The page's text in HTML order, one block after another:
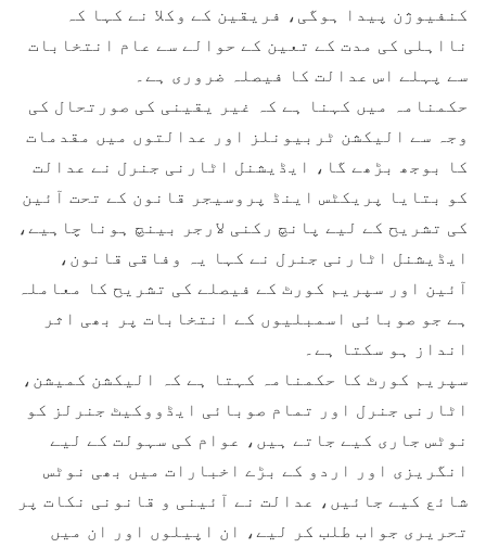
کنفیوژن پیدا ہوگی، فریقین کے وکلا نے کہا کہ
نااہلی کی مدت کے تعین کے حوالے سے عام انتخابات
سے پہلے اس عدالت کا فیصلہ ضروری ہے۔
حکمنامہ میں کہنا ہے کہ غیر یقینی کی صورتحال کی
وجہ سے الیکشن ٹربیونلز اور عدالتوں میں مقدمات
کا بوجھ بڑھے گا، ایڈیشنل اٹارنی جنرل نے عدالت
کو بتایا پریکٹس اینڈ پروسیجر قانون کے تحت آئین
کی تشریح کے لیے پانچ رکنی لارجر بینچ ہونا چاہیے،
ایڈیشنل اٹارنی جنرل نے کہا یہ وفاقی قانون،
آئین اور سپریم کورٹ کے فیصلے کی تشریح کا معاملہ
ہے جو صوبائی اسمبلیوں کے انتخابات پر بھی اثر
انداز ہو سکتا ہے۔
سپریم کورٹ کا حکمنامہ کہتا ہے کہ الیکشن کمیشن،
اٹارنی جنرل اور تمام صوبائی ایڈووکیٹ جنرلز کو
نوٹس جاری کیے جاتے ہیں، عوام کی سہولت کے لیے
انگریزی اور اردو کے بڑے اخبارات میں بھی نوٹس
شائع کیے جائیں، عدالت نے آئینی و قانونی نکات پر
تحریری جواب طلب کر لیے، ان اپیلوں اور ان میں